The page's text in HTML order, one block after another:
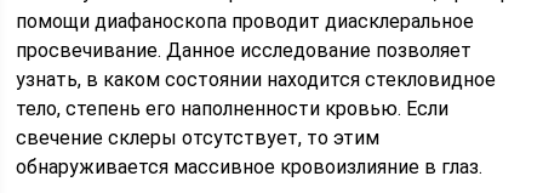
помощи диафаноскопа проводит диасклеральное
просвечивание. Данное исследование позволяет
узнать, в каком состоянии находится стекловидное
тело, степень его наполненности кровью. Если
свечение склеры отсутствует, то этим
обнаруживается массивное кровоизлияние в глаз.